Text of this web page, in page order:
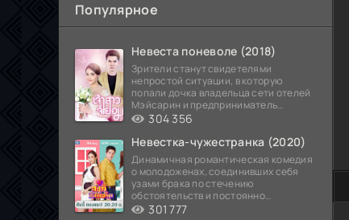
Популярное
Невеста поневоле (2018)
Зрители станут свидетелями
непростой ситуации, в которую
попали дочка владельца сети отелей
Мэйсарин и предприниматель
Кетдэн. Обоих главных героев
304 356
Невестка-чужестранка (2020)
Динамичная романтическая комедия
о молодоженах, соединивших себя
узами брака по стечению
обстоятельств и постоянно
попадающих в курьезные ситуации...
301 777